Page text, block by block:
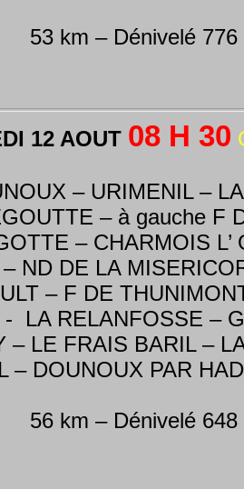
53 km – Dénivelé 776
12 AOUT 08 H 30
– URIMENIL –
– à gauche F
– CHARMOIS L’
ND DE LA
– F DE
- LA RELANFOSSE –
– LE FRAIS BARIL –
– DOUNOUX PAR
56 km – Dénivelé 648